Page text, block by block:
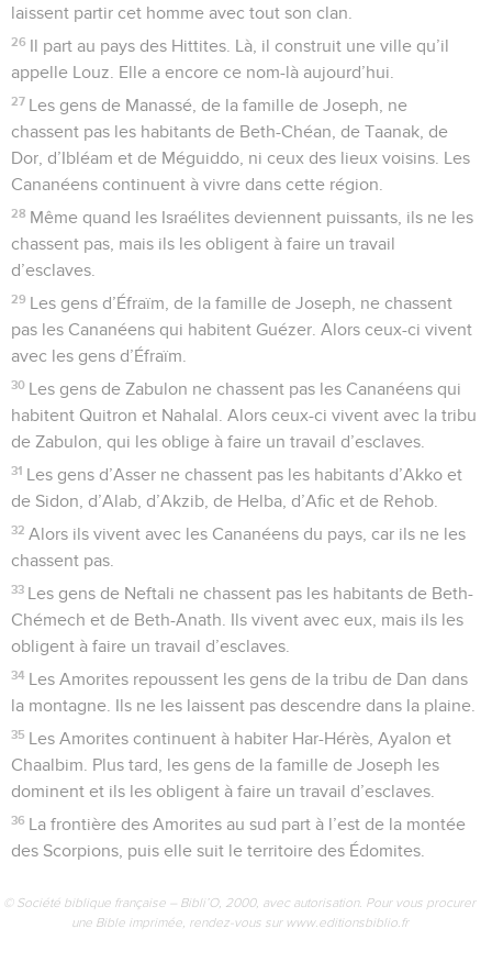
laissent partir cet homme avec tout son clan.
26 Il part au pays des Hittites. Là, il construit une ville qu’il
appelle Louz. Elle a encore ce nom-là aujourd’hui.
27 Les gens de Manassé, de la famille de Joseph, ne
chassent pas les habitants de Beth-Chéan, de Taanak, de
Dor, d’Ibléam et de Méguiddo, ni ceux des lieux voisins. Les
Cananéens continuent à vivre dans cette région.
28 Même quand les Israélites deviennent puissants, ils ne les
chassent pas, mais ils les obligent à faire un travail
d’esclaves.
29 Les gens d’Éfraïm, de la famille de Joseph, ne chassent
pas les Cananéens qui habitent Guézer. Alors ceux-ci vivent
avec les gens d’Éfraïm.
30 Les gens de Zabulon ne chassent pas les Cananéens qui
habitent Quitron et Nahalal. Alors ceux-ci vivent avec la tribu
de Zabulon, qui les oblige à faire un travail d’esclaves.
31 Les gens d’Asser ne chassent pas les habitants d’Akko et
de Sidon, d’Alab, d’Akzib, de Helba, d’Afic et de Rehob.
32 Alors ils vivent avec les Cananéens du pays, car ils ne les
chassent pas.
33 Les gens de Neftali ne chassent pas les habitants de Beth-
Chémech et de Beth-Anath. Ils vivent avec eux, mais ils les
obligent à faire un travail d’esclaves.
34 Les Amorites repoussent les gens de la tribu de Dan dans
la montagne. Ils ne les laissent pas descendre dans la plaine.
35 Les Amorites continuent à habiter Har-Hérès, Ayalon et
Chaalbim. Plus tard, les gens de la famille de Joseph les
dominent et ils les obligent à faire un travail d’esclaves.
36 La frontière des Amorites au sud part à l’est de la montée
des Scorpions, puis elle suit le territoire des Édomites.
© Société biblique française – Bibli’O, 2000, avec autorisation. Pour vous procurer
une Bible imprimée, rendez-vous sur www.editionsbiblio.fr